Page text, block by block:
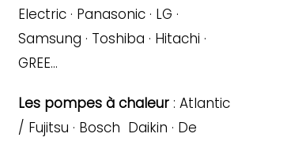
Electric · Panasonic · LG ·
Samsung · Toshiba · Hitachi ·
GREE…
Les pompes à chaleur : Atlantic
/ Fujitsu · Bosch Daikin · De